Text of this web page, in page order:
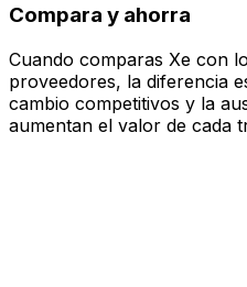
Compara y ahorra
Cuando comparas Xe con
proveedores, la diferencia
cambio competitivos y la
aumentan el valor de cada